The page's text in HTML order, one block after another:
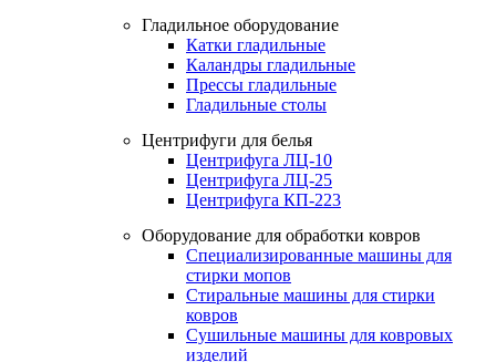
Гладильное оборудование
Катки гладильные
Каландры гладильные
Прессы гладильные
Гладильные столы
Центрифуги для белья
Центрифуга ЛЦ-10
Центрифуга ЛЦ-25
Центрифуга КП-223
Оборудование для обработки ковров
Специализированные машины для
стирки мопов
Стиральные машины для стирки
ковров
Сушильные машины для ковровых
изделий